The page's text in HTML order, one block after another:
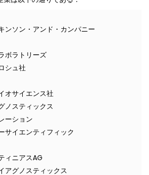
ンソン・アンド・カンパニー
ボラトリーズ
シュ社
オサイエンス社
ノスティックス
ーション
サイエンティフィック
ィニアスAG
アグノスティックス